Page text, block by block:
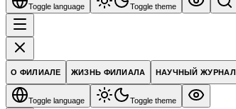
Toggle language Toggle theme
О ФИЛИАЛЕ ЖИЗНЬ ФИЛИАЛА НАУЧНЫЙ ЖУРНАЛ
Toggle language Toggle theme